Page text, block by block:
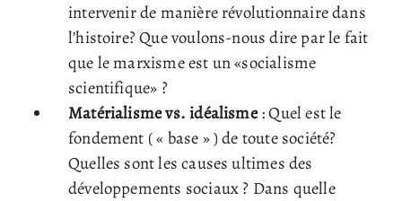
intervenir de manière révolutionnaire dans
l’histoire? Que voulons-nous dire par le fait
que le marxisme est un «socialisme
scientifique» ?
Matérialisme vs. idéalisme: Quel est le
fondement ( « base » ) de toute société?
Quelles sont les causes ultimes des
développements sociaux ? Dans quelle